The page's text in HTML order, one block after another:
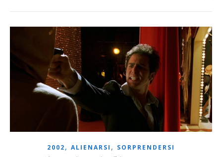
2002, ALIENARSI , SORPRENDERSI